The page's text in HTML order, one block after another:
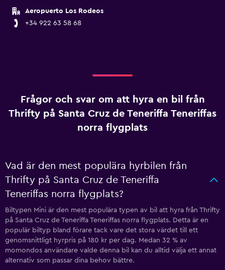
Aeropuerto Los Rodeos
+34 922 63 58 68
Frågor och svar om att hyra en bil från
Thrifty på Santa Cruz de Teneriffa Teneriffas
norra flygplats
Vad är den mest populära hyrbilen från
Thrifty på Santa Cruz de Teneriffa
Teneriffas norra flygplats?
Biltypen Mini är den mest populära typen av bil att hyra från Thrifty
på Santa Cruz de Teneriffa Teneriffas norra flygplats. Detta är en
populär biltyp bland förare tack vare det stora värdet till ett
genomsnittligt hyrpris på 180 kr per dag. Medan 32 % av
momondos användare valde denna bil kan du alltid välja ett annat
alternativ som passar dina behov bättre.